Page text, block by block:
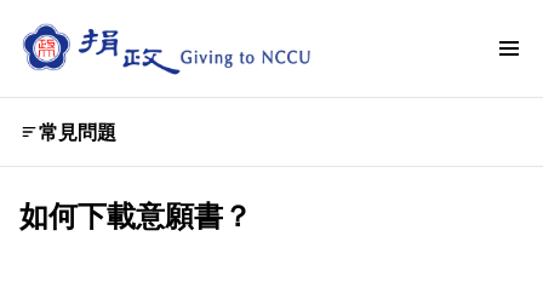
常見問題
如何下載意願書？